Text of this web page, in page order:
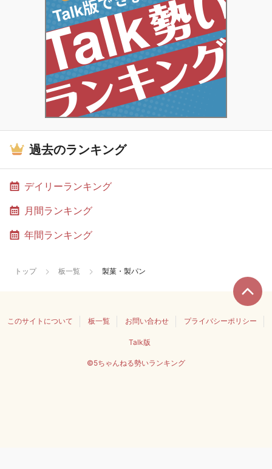
過去のランキング
デイリーランキング
月間ランキング
年間ランキング
トップ 板一覧 製菓・製パン
このサイトについて 板一覧 お問い合わせ プライバシーポリシー
Talk版
©5ちゃんねる勢いランキング